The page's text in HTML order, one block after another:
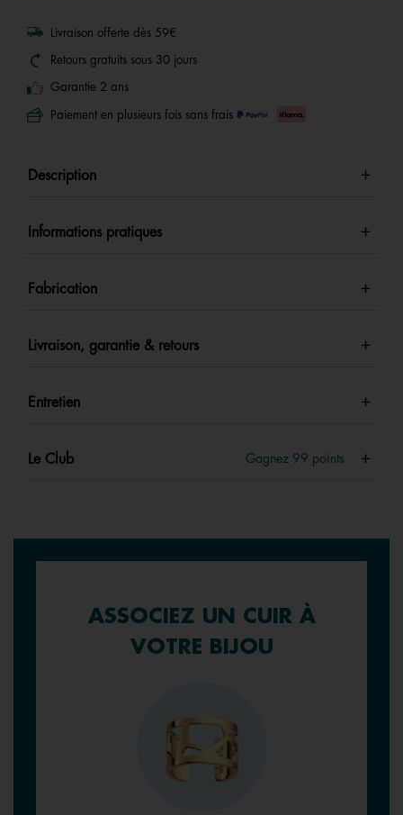
Livraison offerte dès 59€
Retours gratuits sous 30 jours
Garantie 2 ans
Paiement en plusieurs fois sans frais
Description
Informations pratiques
Fabrication
Livraison, garantie & retours
Entretien
Le Club Gagnez 99 points
ASSOCIEZ UN CUIR À
VOTRE BIJOU